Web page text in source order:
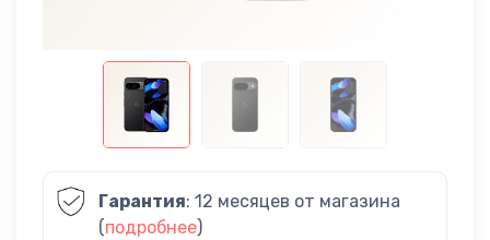
Гарантия: 12 месяцев от магазина
(подробнее)